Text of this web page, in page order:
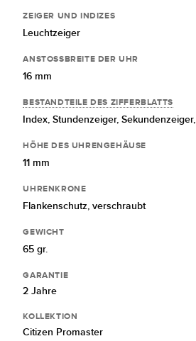
ZEIGER UND INDIZES
Leuchtzeiger
ANSTOSSBREITE DER UHR
16 mm
BESTANDTEILE DES ZIFFERBLATTS
Index,Stundenzeiger,Sekundenzeiger,
HÖHE DES UHRENGEHÄUSE
11 mm
UHRENKRONE
Flankenschutz,verschraubt
GEWICHT
65 gr.
GARANTIE
2 Jahre
KOLLEKTION
Citizen Promaster